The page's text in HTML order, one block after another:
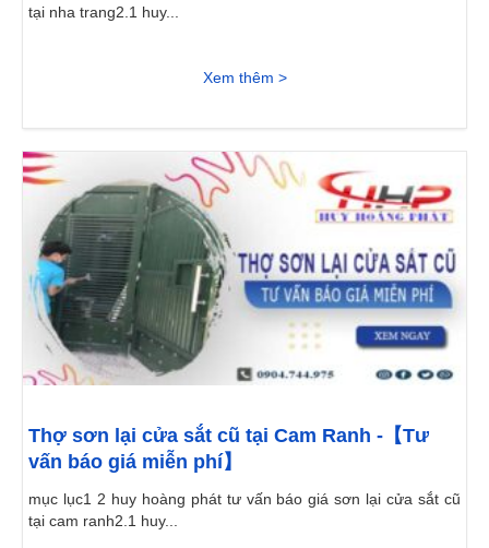
tại nha trang2.1 huy...
Xem thêm >
Thợ sơn lại cửa sắt cũ tại Cam Ranh -【Tư
vấn báo giá miễn phí】
mục lục1 2 huy hoàng phát tư vấn báo giá sơn lại cửa sắt cũ
tại cam ranh2.1 huy...